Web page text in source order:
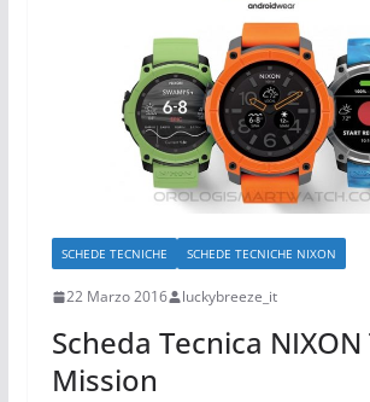
SCHEDE TECNICHE SCHEDE TECNICHE NIXON
22 Marzo 2016 luckybreeze_it
Scheda Tecnica NIXON
Mission